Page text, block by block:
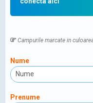
Campurile marcate in
Nume
Prenume